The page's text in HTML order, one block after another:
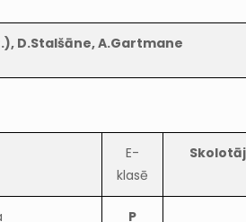
D.Stalšāne, A.Gartmane
E-
klasē
P